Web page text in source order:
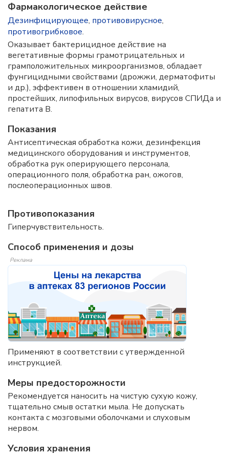
Фармакологическое действие
Дезинфицирующее, противовирусное,
противогрибковое.
Оказывает бактерицидное действие на
вегетативные формы грамотрицательных и
грамположительных микроорганизмов, обладает
фунгицидными свойствами (дрожжи, дерматофиты
и др.), эффективен в отношении хламидий,
простейших, липофильных вирусов, вирусов СПИДа и
гепатита B.
Показания
Антисептическая обработка кожи, дезинфекция
медицинского оборудования и инструментов,
обработка рук оперирующего персонала,
операционного поля, обработка ран, ожогов,
послеоперационных швов.
Противопоказания
Гиперчувствительность.
Способ применения и дозы
Реклама
Применяют в соответствии с утвержденной
инструкцией.
Меры предосторожности
Рекомендуется наносить на чистую сухую кожу,
тщательно смыв остатки мыла. Не допускать
контакта с мозговыми оболочками и слуховым
нервом.
Условия хранения